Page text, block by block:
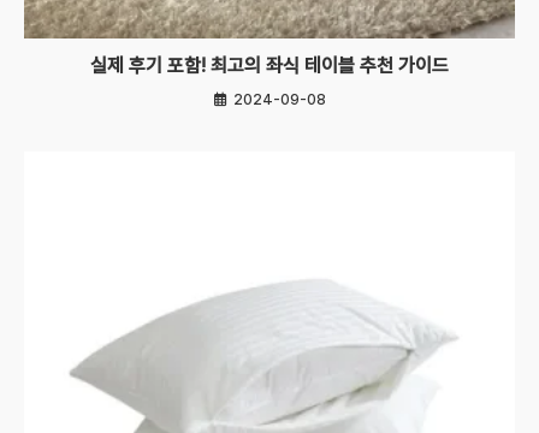
실제 후기 포함! 최고의 좌식 테이블 추천 가이드
2024-09-08